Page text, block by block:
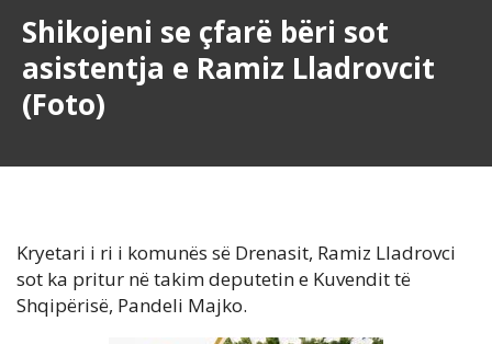
Shikojeni se çfarë bëri sot
asistentja e Ramiz Lladrovcit
(Foto)
Kryetari i ri i komunës së Drenasit, Ramiz Lladrovci
sot ka pritur në takim deputetin e Kuvendit të
Shqipërisë, Pandeli Majko.